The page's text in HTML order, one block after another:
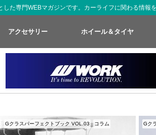
た専門WEBマガジンです。カーライフに関わる情報
アクセサリー ホイール＆タイヤ
Gクラスパーフェクトブック VOL.03 コラム Gク